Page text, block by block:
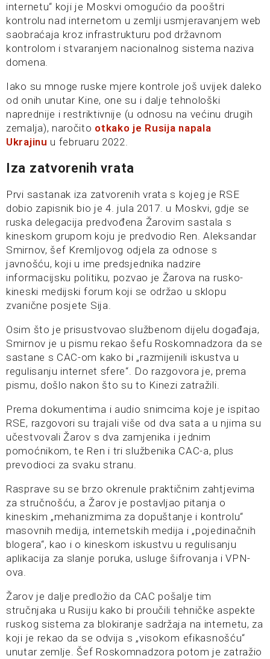
internetu“ koji je Moskvi omogućio da pooštri
kontrolu nad internetom u zemlji usmjeravanjem web
saobraćaja kroz infrastrukturu pod državnom
kontrolom i stvaranjem nacionalnog sistema naziva
domena.
Iako su mnoge ruske mjere kontrole još uvijek daleko
od onih unutar Kine, one su i dalje tehnološki
naprednije i restriktivnije (u odnosu na većinu drugih
zemalja), naročito otkako je Rusija napala
Ukrajinu u februaru 2022.
Iza zatvorenih vrata
Prvi sastanak iza zatvorenih vrata s kojeg je RSE
dobio zapisnik bio je 4. jula 2017. u Moskvi, gdje se
ruska delegacija predvođena Žarovim sastala s
kineskom grupom koju je predvodio Ren. Aleksandar
Smirnov, šef Kremljovog odjela za odnose s
javnošću, koji u ime predsjednika nadzire
informacijsku politiku, pozvao je Žarova na rusko-
kineski medijski forum koji se održao u sklopu
zvanične posjete Sija.
Osim što je prisustvovao službenom dijelu događaja,
Smirnov je u pismu rekao šefu Roskomnadzora da se
sastane s CAC-om kako bi „razmijenili iskustva u
regulisanju internet sfere“. Do razgovora je, prema
pismu, došlo nakon što su to Kinezi zatražili.
Prema dokumentima i audio snimcima koje je ispitao
RSE, razgovori su trajali više od dva sata a u njima su
učestvovali Žarov s dva zamjenika i jednim
pomoćnikom, te Ren i tri službenika CAC-a, plus
prevodioci za svaku stranu.
Rasprave su se brzo okrenule praktičnim zahtjevima
za stručnošću, a Žarov je postavljao pitanja o
kineskim „mehanizmima za dopuštanje i kontrolu“
masovnih medija, internetskih medija i „pojedinačnih
blogera“, kao i o kineskom iskustvu u regulisanju
aplikacija za slanje poruka, usluge šifrovanja i VPN-
ova.
Žarov je dalje predložio da CAC pošalje tim
stručnjaka u Rusiju kako bi proučili tehničke aspekte
ruskog sistema za blokiranje sadržaja na internetu, za
koji je rekao da se odvija s „visokom efikasnošću“
unutar zemlje. Šef Roskomnadzora potom je zatražio